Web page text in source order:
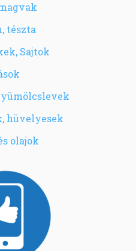
tészta
Sajtok
hüvelyesek
olajok